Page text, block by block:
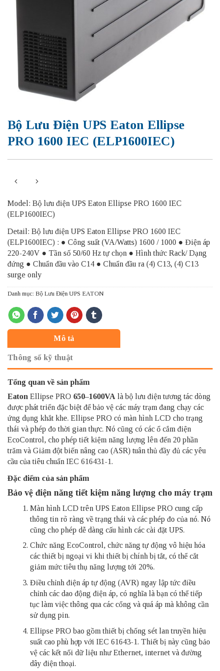
Bộ Lưu Điện UPS Eaton Ellipse
PRO 1600 IEC (ELP1600IEC)
Model: Bộ lưu điện UPS Eaton Ellipse PRO 1600 IEC
(ELP1600IEC)
Detail: Bộ lưu điện UPS Eaton Ellipse PRO 1600 IEC
(ELP1600IEC) : ● Công suất (VA/Watts) 1600 / 1000 ● Điện áp
220-240V ● Tần số 50/60 Hz tự chọn ● Hình thức Rack/ Dạng
đứng ● Chuẩn đầu vào C14 ● Chuẩn đầu ra (4) C13, (4) C13
surge only
Danh mục: Bộ Lưu Điện UPS EATON
Mô tả
Thông số kỹ thuật
Tổng quan về sản phẩm
Eaton Ellipse PRO 650–1600VA là bộ lưu điện tương tác dòng
được phát triển đặc biệt để bảo vệ các máy trạm đang chạy các
ứng dụng khắt khe. Ellipse PRO có màn hình LCD cho trạng
thái và phép đo thời gian thực. Nó cũng có các ổ cắm điện
EcoControl, cho phép tiết kiệm năng lượng lên đến 20 phần
trăm và Giảm đột biến nâng cao (ASR) tuân thủ đầy đủ các yêu
cầu của tiêu chuẩn IEC 616431-1.
Đặc điểm của sản phẩm
Bảo vệ điện năng tiết kiệm năng lượng cho máy trạm
Màn hình LCD trên UPS Eaton Ellipse PRO cung cấp
thông tin rõ ràng về trạng thái và các phép đo của nó. Nó
cũng cho phép dễ dàng cấu hình các cài đặt UPS.
Chức năng EcoControl, chức năng tự động vô hiệu hóa
các thiết bị ngoại vi khi thiết bị chính bị tắt, có thể cắt
giảm mức tiêu thụ năng lượng tới 20%.
Điều chỉnh điện áp tự động (AVR) ngay lập tức điều
chỉnh các dao động điện áp, có nghĩa là bạn có thể tiếp
tục làm việc thông qua các cổng và quá áp mà không cần
sử dụng pin.
Ellipse PRO bao gồm thiết bị chống sét lan truyền hiệu
suất cao phù hợp với IEC 61643-1. Thiết bị này cũng bảo
vệ các kết nối dữ liệu như Ethernet, internet và đường
dây điện thoại.